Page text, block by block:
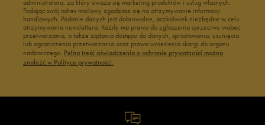
administratora, za który uważa się marketing produktów i usług własnych.
Podając swój adres mailowy zgadzasz się na otrzymywanie informacji
handlowych. Podanie danych jest dobrowolne, aczkolwiek niezbędne w celu
otrzymywania newslettera. Każdy ma prawo do zgłoszenia sprzeciwu wobec
przetwarzania, a także żądania dostępu do danych, sprostowania, usunięcia
lub ograniczenia przetwarzania oraz prawo wniesienia skargi do organu
nadzorczego. Pełną treść oświadczenia o ochronie prywatności można
znaleźć w Polityce prywatności.